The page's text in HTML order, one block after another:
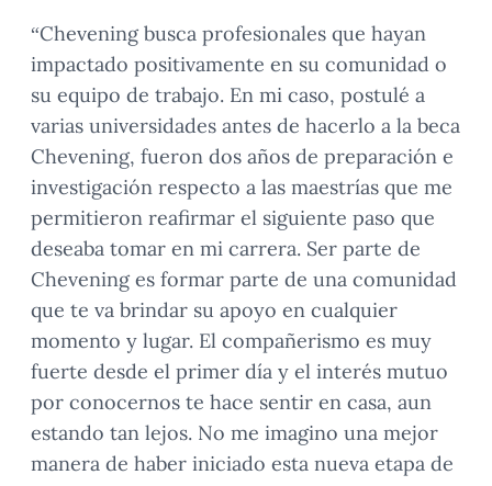
“Chevening busca profesionales que hayan
impactado positivamente en su comunidad o
su equipo de trabajo. En mi caso, postulé a
varias universidades antes de hacerlo a la beca
Chevening, fueron dos años de preparación e
investigación respecto a las maestrías que me
permitieron reafirmar el siguiente paso que
deseaba tomar en mi carrera. Ser parte de
Chevening es formar parte de una comunidad
que te va brindar su apoyo en cualquier
momento y lugar. El compañerismo es muy
fuerte desde el primer día y el interés mutuo
por conocernos te hace sentir en casa, aun
estando tan lejos. No me imagino una mejor
manera de haber iniciado esta nueva etapa de